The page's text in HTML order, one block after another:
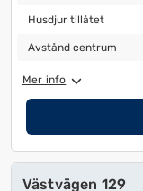
Husdjur tillåtet
Husdjur tillåtet
Avstånd centrum
Avstånd centrum
Mer info
Västvägen 129